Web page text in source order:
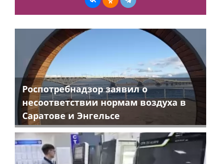
Роспотребнадзор заявил о
несоответствии нормам воздуха в
Саратове и Энгельсе